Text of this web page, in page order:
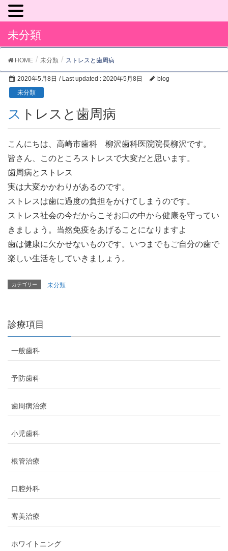
未分類
HOME 未分類 ストレスと歯周病
2020年5月8日 / Last updated : 2020年5月8日
blog
未分類
ストレスと歯周病
こんにちは、高崎市歯科 柳沢歯科医院院長柳沢です。
皆さん、このところストレスで大変だと思います。
歯周病とストレス
実は大変かかわりがあるのです。
ストレスは歯に過度の負担をかけてしまうのです。
ストレス社会の今だからこそお口の中から健康を守ってい
きましょう。当然免疫をあげることになりますよ
歯は健康に欠かせないものです。いつまでもご自分の歯で
楽しい生活をしていきましょう。
カテゴリー 未分類
診療項目
一般歯科
予防歯科
歯周病治療
小児歯科
根管治療
口腔外科
審美治療
ホワイトニング